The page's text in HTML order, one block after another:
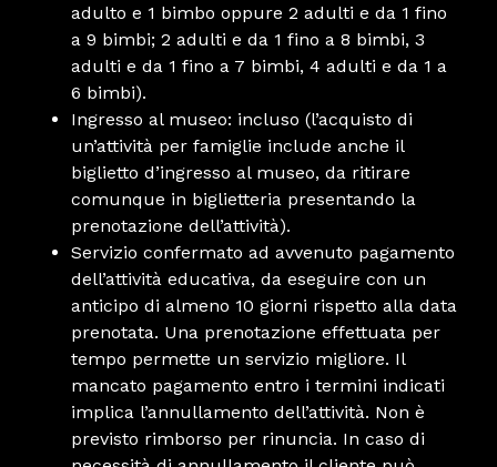
adulto e 1 bimbo oppure 2 adulti e da 1 fino
a 9 bimbi; 2 adulti e da 1 fino a 8 bimbi, 3
adulti e da 1 fino a 7 bimbi, 4 adulti e da 1 a
6 bimbi).
Ingresso al museo: incluso (l’acquisto di
un’attività per famiglie include anche il
biglietto d’ingresso al museo, da ritirare
comunque in biglietteria presentando la
prenotazione dell’attività).
Servizio confermato ad avvenuto pagamento
dell’attività educativa, da eseguire con un
anticipo di almeno 10 giorni rispetto alla data
prenotata. Una prenotazione effettuata per
tempo permette un servizio migliore. Il
mancato pagamento entro i termini indicati
implica l’annullamento dell’attività. Non è
previsto rimborso per rinuncia. In caso di